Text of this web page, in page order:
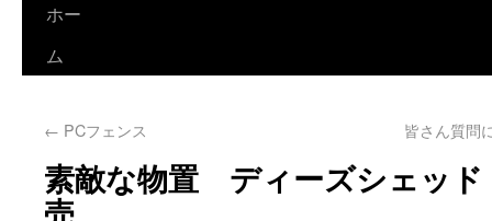
ホー
ム
← PCフェンス 皆さん質問
素敵な物置 ディーズシェッ
売